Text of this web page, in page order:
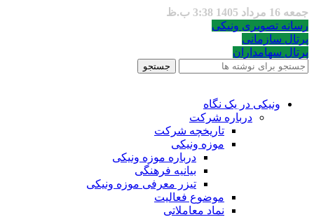
جمعه 16 مرداد 1405 3:38 ب.ظ
رسانه تصویری ونیکی
پرتال سازمانی
پرتال سهامداران
جستجو
ونیکی در یک نگاه
درباره شرکت
تاریخچه شرکت
موزه ونیکی
درباره موزه ونیکی
بیانیه فرهنگی
تیزر معرفی موزه ونیکی
موضوع فعالیت
نماد معاملاتی